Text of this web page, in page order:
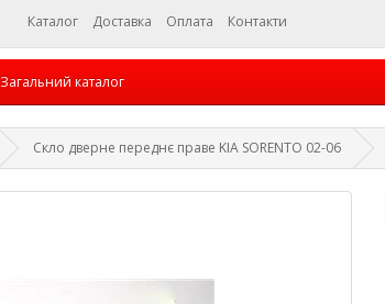
Каталог Доставка Оплата Контакти
Загальний каталог
Скло дверне переднє праве KIA SORENTO 02-06